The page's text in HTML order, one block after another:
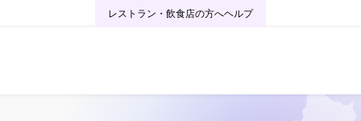
レストラン・飲食店の方へヘルプ